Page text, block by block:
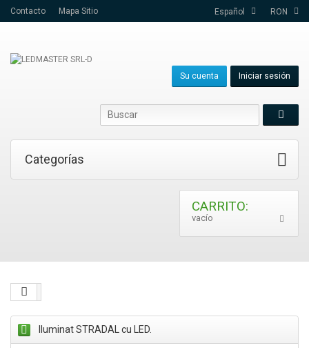
RON
Español
Contacto Mapa Sitio
Iniciar sesión
Su cuenta
Categorías
CARRITO:
vacío
Iluminat STRADAL cu LED.